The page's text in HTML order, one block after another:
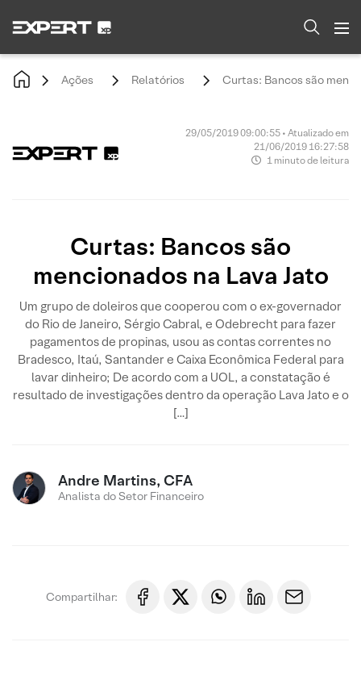
Ações Relatórios Curtas: Bancos são
29/05/2019 09:00:55 • Atualizado em
21/06/2019 16:27:58
1 minuto de leitura
Curtas: Bancos são
mencionados na Lava Jato
Um grupo de doleiros que cooperou com o ex-governador
do Rio de Janeiro, Sérgio Cabral, e Odebrecht para fazer
pagamentos de propinas, usou as contas correntes no
Bradesco, Itaú, Santander e Caixa Econômica Federal para
lavar dinheiro; De acordo com a UOL, a constatação é
resultado de investigações dentro da operação Lava Jato e o
[…]
Andre Martins, CFA
Analista do Setor Financeiro
Compartilhar: